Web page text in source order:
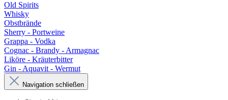
Old Spirits
Whisky
Obstbrände
Sherry - Portweine
Grappa - Vodka
Cognac - Brandy - Armagnac
Liköre - Kräuterbitter
Gin - Aquavit - Wermut
Navigation schließen